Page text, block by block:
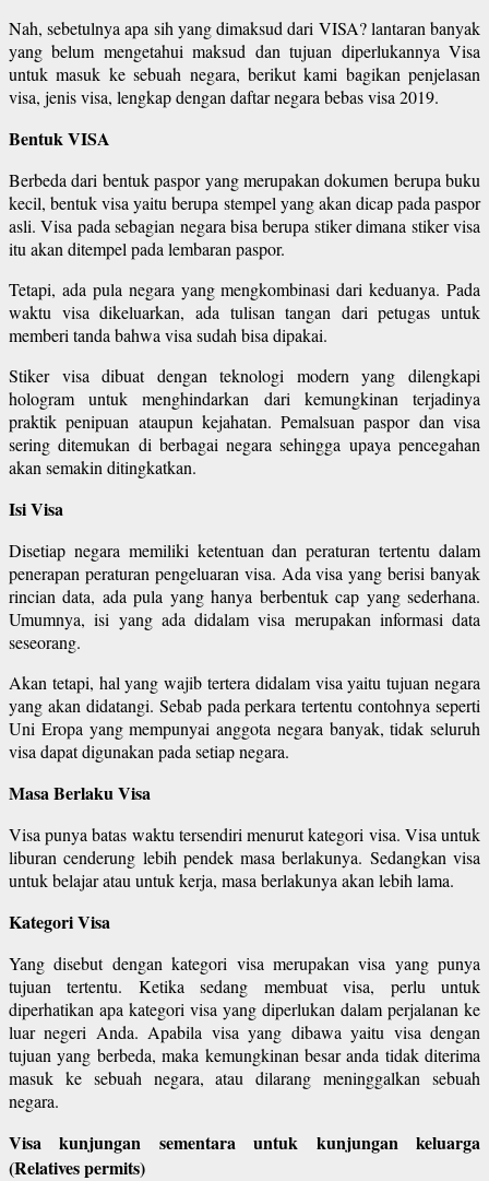
Nah, sebetulnya apa sih yang dimaksud dari VISA? lantaran banyak
yang belum mengetahui maksud dan tujuan diperlukannya Visa
untuk masuk ke sebuah negara, berikut kami bagikan penjelasan
visa, jenis visa, lengkap dengan daftar negara bebas visa 2019.
Bentuk VISA
Berbeda dari bentuk paspor yang merupakan dokumen berupa buku
kecil, bentuk visa yaitu berupa stempel yang akan dicap pada paspor
asli. Visa pada sebagian negara bisa berupa stiker dimana stiker visa
itu akan ditempel pada lembaran paspor.
Tetapi, ada pula negara yang mengkombinasi dari keduanya. Pada
waktu visa dikeluarkan, ada tulisan tangan dari petugas untuk
memberi tanda bahwa visa sudah bisa dipakai.
Stiker visa dibuat dengan teknologi modern yang dilengkapi
hologram untuk menghindarkan dari kemungkinan terjadinya
praktik penipuan ataupun kejahatan. Pemalsuan paspor dan visa
sering ditemukan di berbagai negara sehingga upaya pencegahan
akan semakin ditingkatkan.
Isi Visa
Disetiap negara memiliki ketentuan dan peraturan tertentu dalam
penerapan peraturan pengeluaran visa. Ada visa yang berisi banyak
rincian data, ada pula yang hanya berbentuk cap yang sederhana.
Umumnya, isi yang ada didalam visa merupakan informasi data
seseorang.
Akan tetapi, hal yang wajib tertera didalam visa yaitu tujuan negara
yang akan didatangi. Sebab pada perkara tertentu contohnya seperti
Uni Eropa yang mempunyai anggota negara banyak, tidak seluruh
visa dapat digunakan pada setiap negara.
Masa Berlaku Visa
Visa punya batas waktu tersendiri menurut kategori visa. Visa untuk
liburan cenderung lebih pendek masa berlakunya. Sedangkan visa
untuk belajar atau untuk kerja, masa berlakunya akan lebih lama.
Kategori Visa
Yang disebut dengan kategori visa merupakan visa yang punya
tujuan tertentu. Ketika sedang membuat visa, perlu untuk
diperhatikan apa kategori visa yang diperlukan dalam perjalanan ke
luar negeri Anda. Apabila visa yang dibawa yaitu visa dengan
tujuan yang berbeda, maka kemungkinan besar anda tidak diterima
masuk ke sebuah negara, atau dilarang meninggalkan sebuah
negara.
Visa kunjungan sementara untuk kunjungan keluarga
(Relatives permits)